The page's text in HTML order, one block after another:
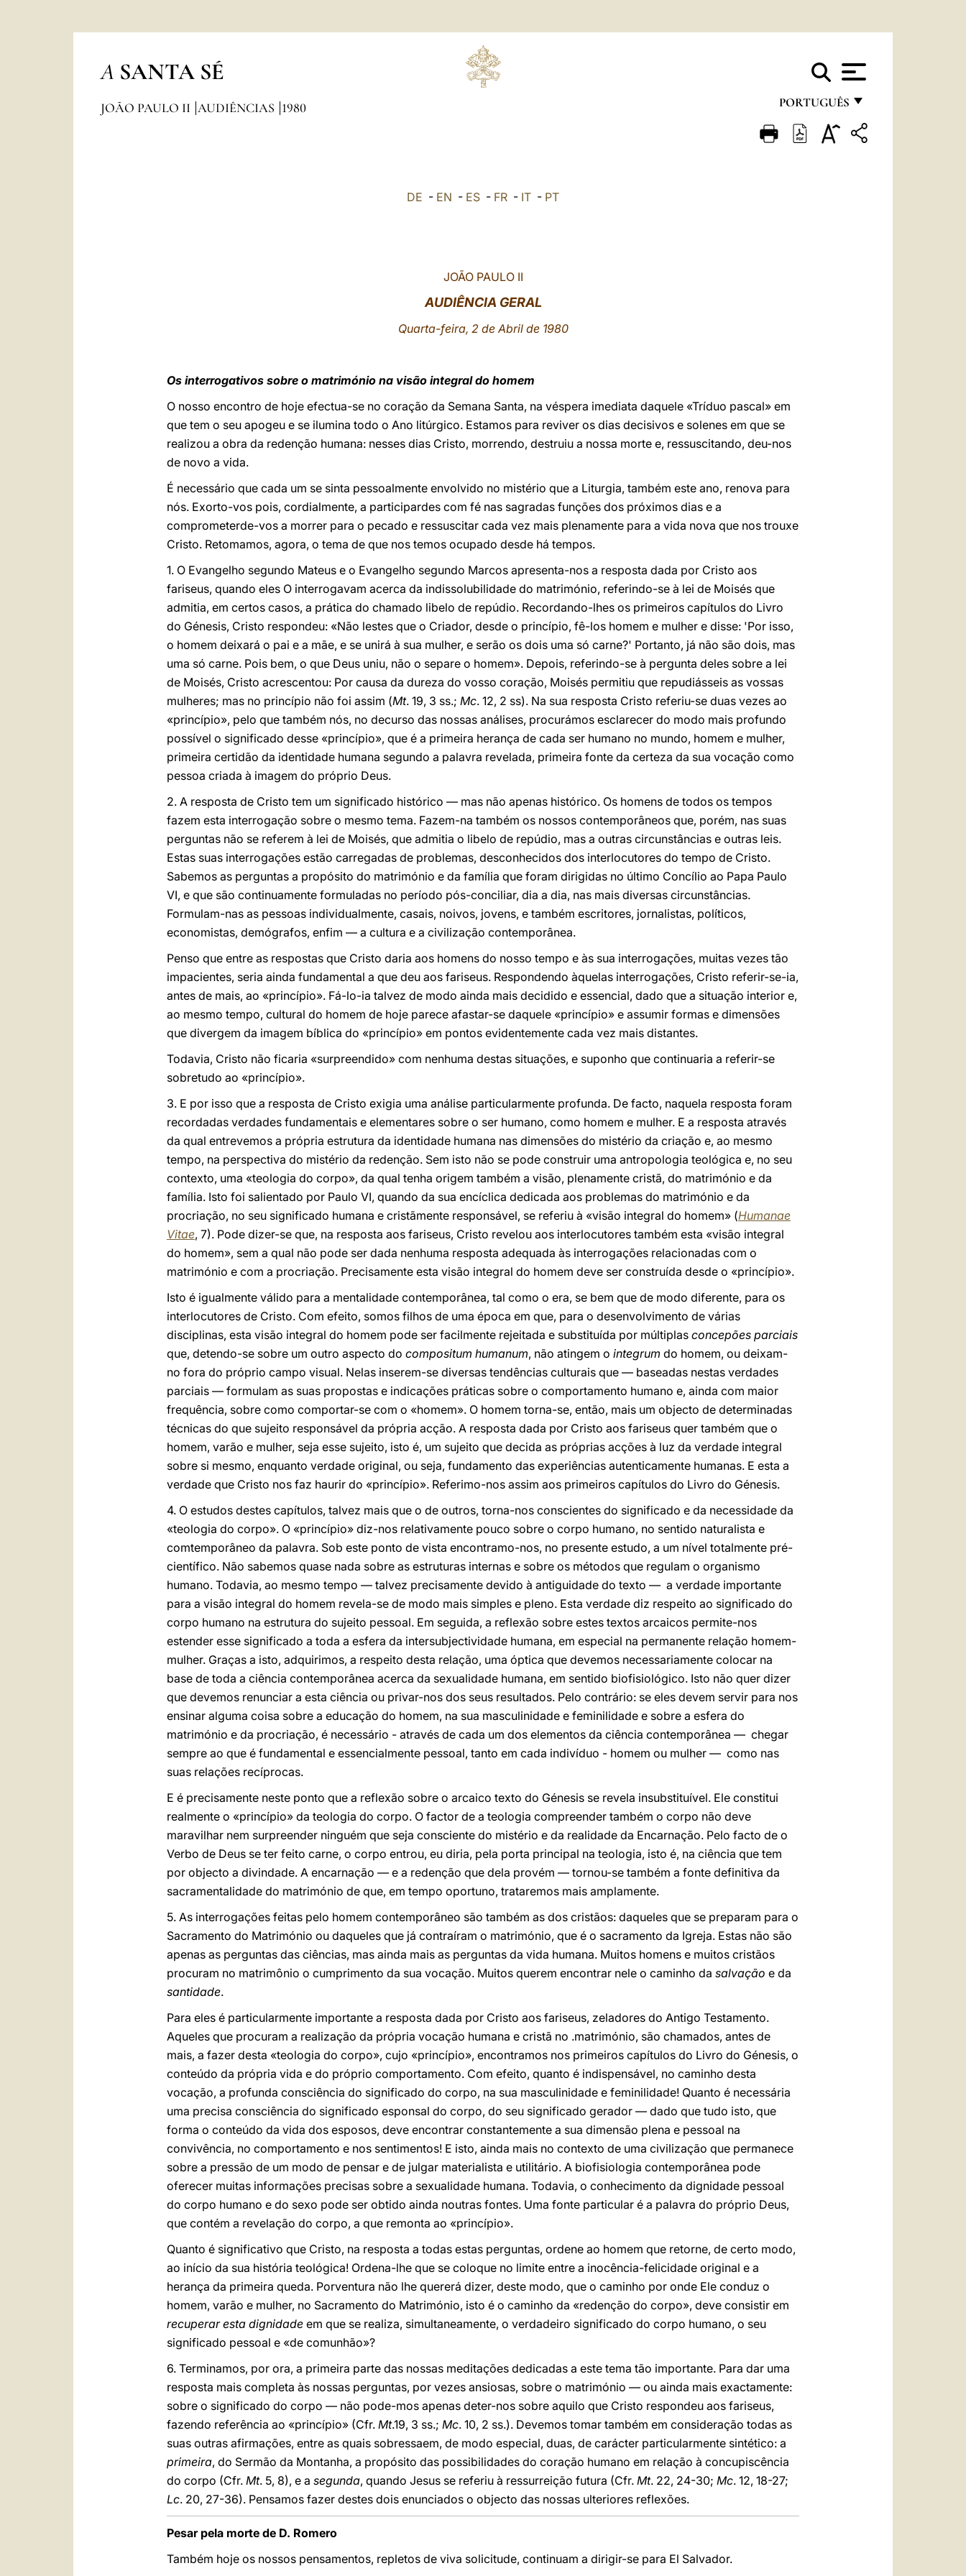
A SANTA SÉ
PORTUGUÊS
FRANÇAIS
JOÃO PAULO II AUDIÊNCIAS 1980
DE - EN - ES - FR - IT - PT
JOÃO PAULO II
AUDIÊNCIA GERAL
Quarta-feira, 2 de Abril de 1980
Os interrogativos sobre o matrimónio na visão integral do homem
O nosso encontro de hoje efectua-se no coração da Semana Santa, na véspera imediata daquele «Tríduo pascal» em
que tem o seu apogeu e se ilumina todo o Ano litúrgico. Estamos para reviver os dias decisivos e solenes em que se
realizou a obra da redenção humana: nesses dias Cristo, morrendo, destruiu a nossa morte e, ressuscitando, deu-nos
de novo a vida.
É necessário que cada um se sinta pessoalmente envolvido no mistério que a Liturgia, também este ano, renova para
nós. Exorto-vos pois, cordialmente, a participardes com fé nas sagradas funções dos próximos dias e a
comprometerde-vos a morrer para o pecado e ressuscitar cada vez mais plenamente para a vida nova que nos trouxe
Cristo. Retomamos, agora, o tema de que nos temos ocupado desde há tempos.
1. O Evangelho segundo Mateus e o Evangelho segundo Marcos apresenta-nos a resposta dada por Cristo aos
fariseus, quando eles O interrogavam acerca da indissolubilidade do matrimónio, referindo-se à lei de Moisés que
admitia, em certos casos, a prática do chamado libelo de repúdio. Recordando-lhes os primeiros capítulos do Livro
do Génesis, Cristo respondeu: «Não lestes que o Criador, desde o princípio, fê-los homem e mulher e disse: 'Por isso,
o homem deixará o pai e a mãe, e se unirá à sua mulher, e serão os dois uma só carne?' Portanto, já não são dois, mas
uma só carne. Pois bem, o que Deus uniu, não o separe o homem». Depois, referindo-se à pergunta deles sobre a lei
de Moisés, Cristo acrescentou: Por causa da dureza do vosso coração, Moisés permitiu que repudiásseis as vossas
mulheres; mas no princípio não foi assim (Mt. 19, 3 ss.; Mc. 12, 2 ss). Na sua resposta Cristo referiu-se duas vezes ao
«princípio», pelo que também nós, no decurso das nossas análises, procurámos esclarecer do modo mais profundo
possível o significado desse «princípio», que é a primeira herança de cada ser humano no mundo, homem e mulher,
primeira certidão da identidade humana segundo a palavra revelada, primeira fonte da certeza da sua vocação como
pessoa criada à imagem do próprio Deus.
2. A resposta de Cristo tem um significado histórico — mas não apenas histórico. Os homens de todos os tempos
fazem esta interrogação sobre o mesmo tema. Fazem-na também os nossos contemporâneos que, porém, nas suas
perguntas não se referem à lei de Moisés, que admitia o libelo de repúdio, mas a outras circunstâncias e outras leis.
Estas suas interrogações estão carregadas de problemas, desconhecidos dos interlocutores do tempo de Cristo.
Sabemos as perguntas a propósito do matrimónio e da família que foram dirigidas no último Concílio ao Papa Paulo
VI, e que são continuamente formuladas no período pós-conciliar, dia a dia, nas mais diversas circunstâncias.
Formulam-nas as pessoas individualmente, casais, noivos, jovens, e também escritores, jornalistas, políticos,
economistas, demógrafos, enfim — a cultura e a civilização contemporânea.
Penso que entre as respostas que Cristo daria aos homens do nosso tempo e às sua interrogações, muitas vezes tão
impacientes, seria ainda fundamental a que deu aos fariseus. Respondendo àquelas interrogações, Cristo referir-se-ia,
antes de mais, ao «princípio». Fá-lo-ia talvez de modo ainda mais decidido e essencial, dado que a situação interior e,
ao mesmo tempo, cultural do homem de hoje parece afastar-se daquele «princípio» e assumir formas e dimensões
que divergem da imagem bíblica do «princípio» em pontos evidentemente cada vez mais distantes.
Todavia, Cristo não ficaria «surpreendido» com nenhuma destas situações, e suponho que continuaria a referir-se
sobretudo ao «princípio».
3. E por isso que a resposta de Cristo exigia uma análise particularmente profunda. De facto, naquela resposta foram
recordadas verdades fundamentais e elementares sobre o ser humano, como homem e mulher. E a resposta através
da qual entrevemos a própria estrutura da identidade humana nas dimensões do mistério da criação e, ao mesmo
tempo, na perspectiva do mistério da redenção. Sem isto não se pode construir uma antropologia teológica e, no seu
contexto, uma «teologia do corpo», da qual tenha origem também a visão, plenamente cristã, do matrimónio e da
família. Isto foi salientado por Paulo VI, quando da sua encíclica dedicada aos problemas do matrimónio e da
procriação, no seu significado humana e cristãmente responsável, se referiu à «visão integral do homem» (Humanae
Vitae, 7). Pode dizer-se que, na resposta aos fariseus, Cristo revelou aos interlocutores também esta «visão integral
do homem», sem a qual não pode ser dada nenhuma resposta adequada às interrogações relacionadas com o
matrimónio e com a procriação. Precisamente esta visão integral do homem deve ser construída desde o «princípio».
Isto é igualmente válido para a mentalidade contemporânea, tal como o era, se bem que de modo diferente, para os
interlocutores de Cristo. Com efeito, somos filhos de uma época em que, para o desenvolvimento de várias
disciplinas, esta visão integral do homem pode ser facilmente rejeitada e substituída por múltiplas concepões parciais
que, detendo-se sobre um outro aspecto do compositum humanum, não atingem o integrum do homem, ou deixam-
no fora do próprio campo visual. Nelas inserem-se diversas tendências culturais que — baseadas nestas verdades
parciais — formulam as suas propostas e indicações práticas sobre o comportamento humano e, ainda com maior
frequência, sobre como comportar-se com o «homem». O homem torna-se, então, mais um objecto de determinadas
técnicas do que sujeito responsável da própria acção. A resposta dada por Cristo aos fariseus quer também que o
homem, varão e mulher, seja esse sujeito, isto é, um sujeito que decida as próprias acções à luz da verdade integral
sobre si mesmo, enquanto verdade original, ou seja, fundamento das experiências autenticamente humanas. E esta a
verdade que Cristo nos faz haurir do «princípio». Referimo-nos assim aos primeiros capítulos do Livro do Génesis.
4. O estudos destes capítulos, talvez mais que o de outros, torna-nos conscientes do significado e da necessidade da
«teologia do corpo». O «princípio» diz-nos relativamente pouco sobre o corpo humano, no sentido naturalista e
comtemporâneo da palavra. Sob este ponto de vista encontramo-nos, no presente estudo, a um nível totalmente pré-
científico. Não sabemos quase nada sobre as estruturas internas e sobre os métodos que regulam o organismo
humano. Todavia, ao mesmo tempo — talvez precisamente devido à antiguidade do texto — a verdade importante
para a visão integral do homem revela-se de modo mais simples e pleno. Esta verdade diz respeito ao significado do
corpo humano na estrutura do sujeito pessoal. Em seguida, a reflexão sobre estes textos arcaicos permite-nos
estender esse significado a toda a esfera da intersubjectividade humana, em especial na permanente relação homem-
mulher. Graças a isto, adquirimos, a respeito desta relação, uma óptica que devemos necessariamente colocar na
base de toda a ciência contemporânea acerca da sexualidade humana, em sentido biofisiológico. Isto não quer dizer
que devemos renunciar a esta ciência ou privar-nos dos seus resultados. Pelo contrário: se eles devem servir para nos
ensinar alguma coisa sobre a educação do homem, na sua masculinidade e feminilidade e sobre a esfera do
matrimónio e da procriação, é necessário - através de cada um dos elementos da ciência contemporânea — chegar
sempre ao que é fundamental e essencialmente pessoal, tanto em cada indivíduo - homem ou mulher — como nas
suas relações recíprocas.
E é precisamente neste ponto que a reflexão sobre o arcaico texto do Génesis se revela insubstituível. Ele constitui
realmente o «princípio» da teologia do corpo. O factor de a teologia compreender também o corpo não deve
maravilhar nem surpreender ninguém que seja consciente do mistério e da realidade da Encarnação. Pelo facto de o
Verbo de Deus se ter feito carne, o corpo entrou, eu diria, pela porta principal na teologia, isto é, na ciência que tem
por objecto a divindade. A encarnação — e a redenção que dela provém — tornou-se também a fonte definitiva da
sacramentalidade do matrimónio de que, em tempo oportuno, trataremos mais amplamente.
5. As interrogações feitas pelo homem contemporâneo são também as dos cristãos: daqueles que se preparam para o
Sacramento do Matrimónio ou daqueles que já contraíram o matrimónio, que é o sacramento da Igreja. Estas não são
apenas as perguntas das ciências, mas ainda mais as perguntas da vida humana. Muitos homens e muitos cristãos
procuram no matrimônio o cumprimento da sua vocação. Muitos querem encontrar nele o caminho da salvação e da
santidade.
Para eles é particularmente importante a resposta dada por Cristo aos fariseus, zeladores do Antigo Testamento.
Aqueles que procuram a realização da própria vocação humana e cristã no .matrimónio, são chamados, antes de
mais, a fazer desta «teologia do corpo», cujo «princípio», encontramos nos primeiros capítulos do Livro do Génesis, o
conteúdo da própria vida e do próprio comportamento. Com efeito, quanto é indispensável, no caminho desta
vocação, a profunda consciência do significado do corpo, na sua masculinidade e feminilidade! Quanto é necessária
uma precisa consciência do significado esponsal do corpo, do seu significado gerador — dado que tudo isto, que
forma o conteúdo da vida dos esposos, deve encontrar constantemente a sua dimensão plena e pessoal na
convivência, no comportamento e nos sentimentos! E isto, ainda mais no contexto de uma civilização que permanece
sobre a pressão de um modo de pensar e de julgar materialista e utilitário. A biofisiologia contemporânea pode
oferecer muitas informações precisas sobre a sexualidade humana. Todavia, o conhecimento da dignidade pessoal
do corpo humano e do sexo pode ser obtido ainda noutras fontes. Uma fonte particular é a palavra do próprio Deus,
que contém a revelação do corpo, a que remonta ao «princípio».
Quanto é significativo que Cristo, na resposta a todas estas perguntas, ordene ao homem que retorne, de certo modo,
ao início da sua história teológica! Ordena-lhe que se coloque no limite entre a inocência-felicidade original e a
herança da primeira queda. Porventura não lhe quererá dizer, deste modo, que o caminho por onde Ele conduz o
homem, varão e mulher, no Sacramento do Matrimónio, isto é o caminho da «redenção do corpo», deve consistir em
recuperar esta dignidade em que se realiza, simultaneamente, o verdadeiro significado do corpo humano, o seu
significado pessoal e «de comunhão»?
6. Terminamos, por ora, a primeira parte das nossas meditações dedicadas a este tema tão importante. Para dar uma
resposta mais completa às nossas perguntas, por vezes ansiosas, sobre o matrimónio — ou ainda mais exactamente:
sobre o significado do corpo — não pode-mos apenas deter-nos sobre aquilo que Cristo respondeu aos fariseus,
fazendo referência ao «princípio» (Cfr. Mt.19, 3 ss.; Mc. 10, 2 ss.). Devemos tomar também em consideração todas as
suas outras afirmações, entre as quais sobressaem, de modo especial, duas, de carácter particularmente sintético: a
primeira, do Sermão da Montanha, a propósito das possibilidades do coração humano em relação à concupiscência
do corpo (Cfr. Mt. 5, 8), e a segunda, quando Jesus se referiu à ressurreição futura (Cfr. Mt. 22, 24-30; Mc. 12, 18-27;
Lc. 20, 27-36). Pensamos fazer destes dois enunciados o objecto das nossas ulteriores reflexões.
Pesar pela morte de D. Romero
Também hoje os nossos pensamentos, repletos de viva solicitude, continuam a dirigir-se para El Salvador.